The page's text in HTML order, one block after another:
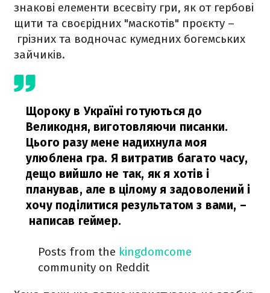
знакові елементи всесвіту гри, як от гербові
щити та своєрідних "маскотів" проєкту –
грізних та водночас кумедних богемських
зайчиків.
Щороку в Україні готуються до
Великодня, виготовляючи писанки.
Цього разу мене надихнула моя
улюблена гра. Я витратив багато часу,
дещо вийшло не так, як я хотів і
планував, але в цілому я задоволений і
хочу поділитися результатом з вами, –
написав геймер.
Posts from the kingdomcome
community on Reddit